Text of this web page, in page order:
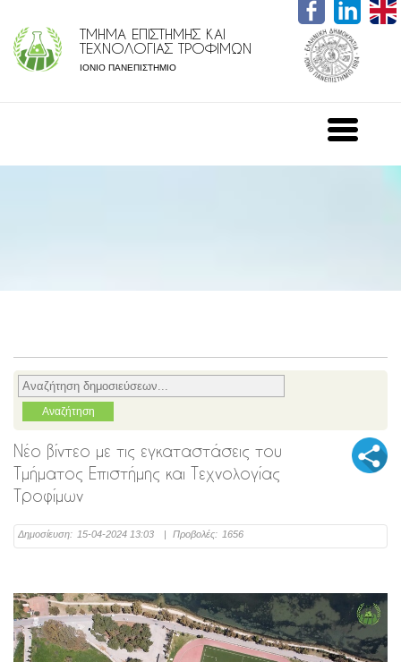
ΤΜΗΜΑ ΕΠΙΣΤΗΜΗΣ ΚΑΙ
ΤΕΧΝΟΛΟΓΙΑΣ ΤΡΟΦΙΜΩΝ
ΙΟΝΙΟ ΠΑΝΕΠΙΣΤΗΜΙΟ
Νέο βίντεο με τις εγκαταστάσεις του
Τμήματος Επιστήμης και Τεχνολογίας
Τροφίμων
Δημοσίευση: 15-04-2024 13:03 | Προβολές: 1656